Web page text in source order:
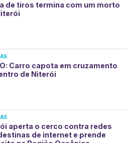
de tiros termina com um morto
Carro capota em cruzamento
de Niterói
aperta o cerco contra redes
de internet e prende